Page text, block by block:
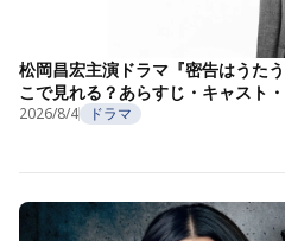
松岡昌宏主演ドラマ『密告はうた
こで見れる？あらすじ・キャスト
2026/8/4 ドラマ